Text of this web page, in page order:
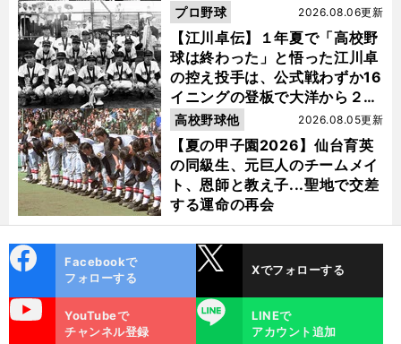
【江川卓伝】１年夏で「高校野
球は終わった」と悟った江川卓
の控え投手は、公式戦わずか16
イニングの登板で大洋から２位
指名を受けた
2026.08.06更新
プロ野球
【夏の甲子園2026】仙台育英
の同級生、元巨人のチームメイ
ト、恩師と教え子...聖地で交差
する運命の再会
2026.08.05更新
高校野球他
ok
Facebookで
フォローする
Xでフォローする
YouTubeで
チャンネル登録
LINE
LINEで
アカウント追加